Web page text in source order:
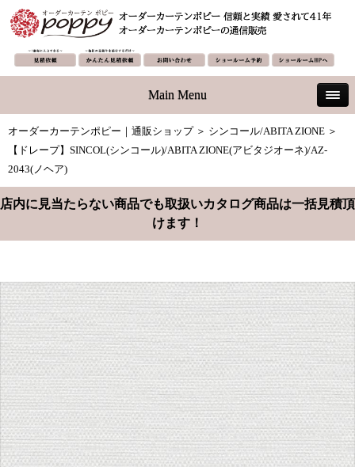
Main Menu
オーダーカーテンポピー｜通販ショップ＞ シンコール/ABITA ZIONE ＞
【ドレープ】SINCOL(シンコール)/ABITA ZIONE(アビタジオーネ)/AZ-
2043(ノヘア)
店内に見当たらない商品でも取扱いカタログ商品は一括見積頂
けます！